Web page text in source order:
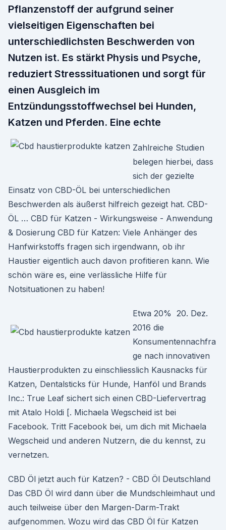
Pflanzenstoff der aufgrund seiner
vielseitigen Eigenschaften bei
unterschiedlichsten Beschwerden von
Nutzen ist. Es stärkt Physis und Psyche,
reduziert Stresssituationen und sorgt für
einen Ausgleich im
Entzündungsstoffwechsel bei Hunden,
Katzen und Pferden. Eine echte
Zahlreiche Studien
belegen hierbei, dass
sich der gezielte
Einsatz von CBD-ÖL bei unterschiedlichen
Beschwerden als äußerst hilfreich gezeigt hat. CBD-
ÖL … CBD für Katzen - Wirkungsweise - Anwendung
& Dosierung CBD für Katzen: Viele Anhänger des
Hanfwirkstoffs fragen sich irgendwann, ob ihr
Haustier eigentlich auch davon profitieren kann. Wie
schön wäre es, eine verlässliche Hilfe für
Notsituationen zu haben!
Etwa 20% 20. Dez.
2016 die
Konsumentennachfra
ge nach innovativen
Haustierprodukten zu einschliesslich Kausnacks für
Katzen, Dentalsticks für Hunde, Hanföl und Brands
Inc.: True Leaf sichert sich einen CBD-Liefervertrag
mit Atalo Holdi [. Michaela Wegscheid ist bei
Facebook. Tritt Facebook bei, um dich mit Michaela
Wegscheid und anderen Nutzern, die du kennst, zu
vernetzen.
CBD Öl jetzt auch für Katzen? - CBD Öl Deutschland
Das CBD Öl wird dann über die Mundschleimhaut und
auch teilweise über den Margen-Darm-Trakt
aufgenommen. Wozu wird das CBD Öl für Katzen